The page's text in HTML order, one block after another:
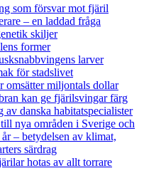
som försvar mot fjäril
– en laddad fråga
skiljer
former
larver
för stadslivet
omsätter miljontals dollar
kan ge fjärilsvingar färg
av danska habitatspecialister
nya områden i Sverige och
år– betydelsen av klimat,
särdrag
hotas av allt torrare